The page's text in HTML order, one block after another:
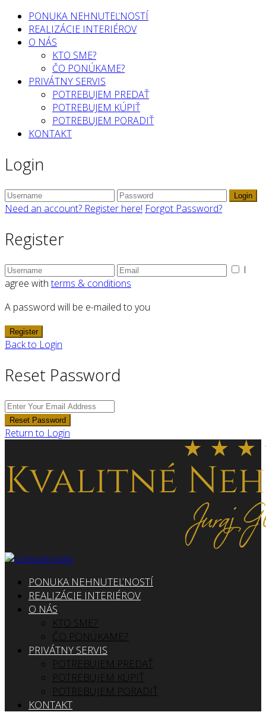
PONUKA NEHNUTEĽNOSTÍ
REALIZÁCIE INTERIÉROV
O NÁS
KTO SME?
ČO PONÚKAME?
PRIVÁTNY SERVIS
POTREBUJEM PREDAŤ
POTREBUJEM KÚPIŤ
POTREBUJEM PORADIŤ
KONTAKT
Login
Login
Need an account? Register here! Forgot Password?
Register
I
agree withterms & conditions
A password will be e-mailed to you
Register
Back to Login
Reset Password
Reset Password
Return to Login
PONUKA NEHNUTEĽNOSTÍ
REALIZÁCIE INTERIÉROV
O NÁS
KTO SME?
ČO PONÚKAME?
PRIVÁTNY SERVIS
POTREBUJEM PREDAŤ
POTREBUJEM KÚPIŤ
POTREBUJEM PORADIŤ
KONTAKT